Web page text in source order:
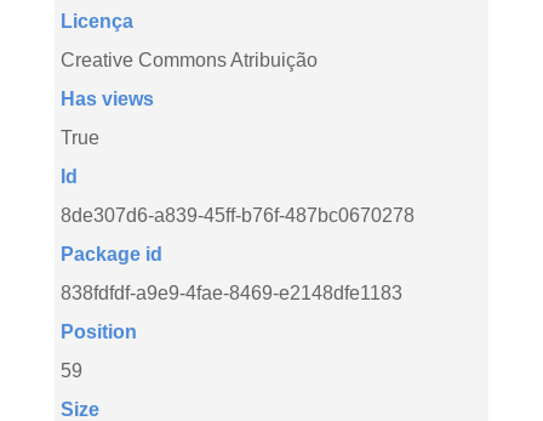
Licença
Creative Commons Atribuição
Has views
True
Id
8de307d6-a839-45ff-b76f-487bc0670278
Package id
838fdfdf-a9e9-4fae-8469-e2148dfe1183
Position
59
Size